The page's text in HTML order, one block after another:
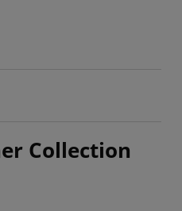
Collection